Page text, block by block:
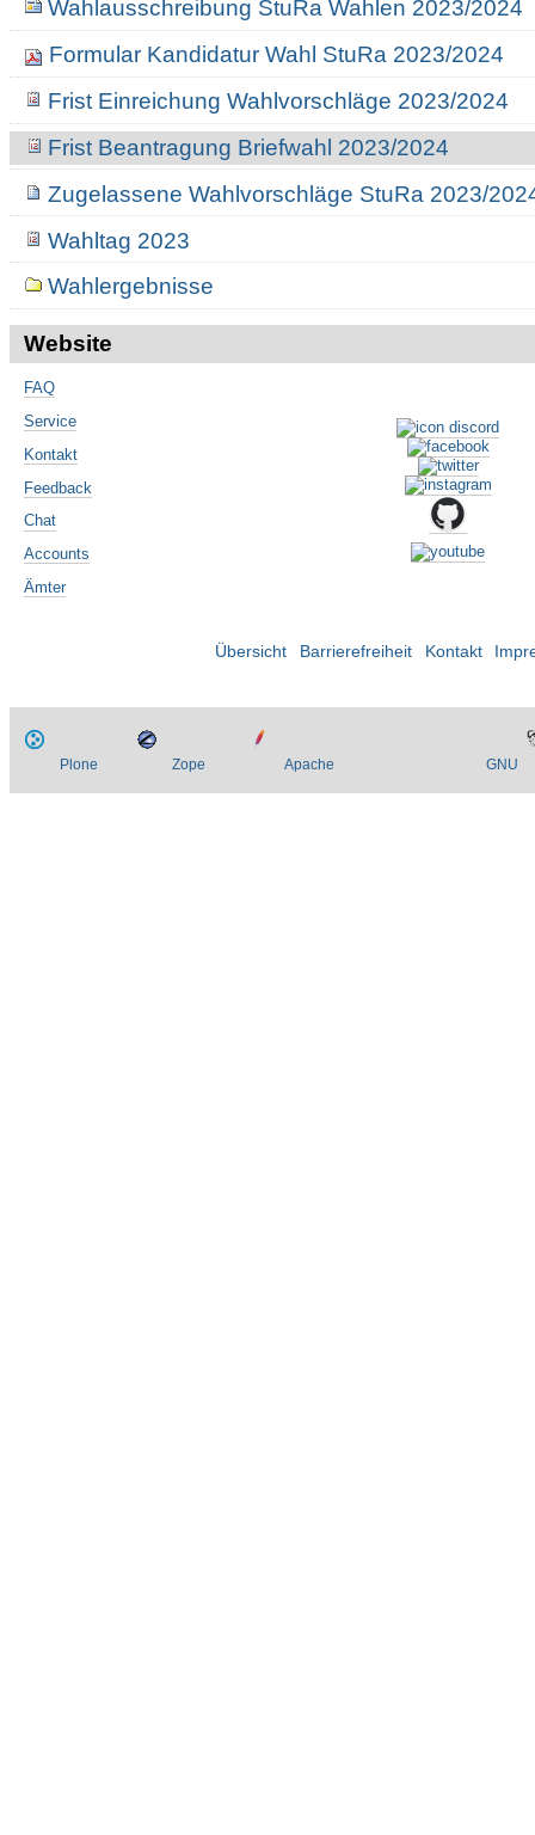
Wahlausschreibung StuRa Wahlen 2023/2024
Formular Kandidatur Wahl StuRa 2023/2024
Frist Einreichung Wahlvorschläge 2023/2024
Frist Beantragung Briefwahl 2023/2024
Zugelassene Wahlvorschläge StuRa 2023/
Wahltag 2023
Wahlergebnisse
Website
FAQ
Service
Kontakt
Feedback
Chat
Accounts
Ämter
Übersicht Barrierefreiheit Kontakt
Plone Zope Apache GNU